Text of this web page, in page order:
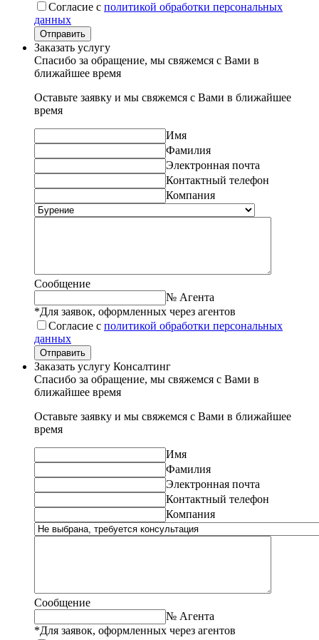
Согласие с политикой обработки персональных
данных
Отправить
Заказать услугу
Спасибо за обращение, мы свяжемся с Вами в
ближайшее время
Оставьте заявку и мы свяжемся с Вами в ближайшее
время
Имя
Фамилия
Электронная почта
Контактный телефон
Компания
Сообщение
№ Агента
*Для заявок, оформленных через агентов
Согласие с политикой обработки персональных
данных
Отправить
Заказать услугу Консалтинг
Спасибо за обращение, мы свяжемся с Вами в
ближайшее время
Оставьте заявку и мы свяжемся с Вами в ближайшее
время
Имя
Фамилия
Электронная почта
Контактный телефон
Компания
Сообщение
№ Агента
*Для заявок, оформленных через агентов